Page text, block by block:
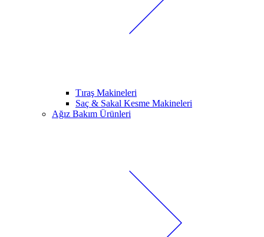
Tıraş Makineleri
Saç & Sakal Kesme Makineleri
Ağız Bakım Ürünleri